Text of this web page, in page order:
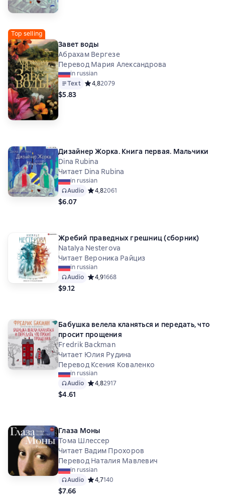
Top selling
Завет воды
Абрахам Вергезе
Перевод Мария Александрова
in russian
Text Средний рейтинг 4,8 на основе 2079 оценок
4,82079
$5.83
Дизайнер Жорка. Книга первая. Мальчики
Dina Rubina
Читает Dina Rubina
in russian
Audio Средний рейтинг 4,8 на основе 2061 оценок
4,82061
$6.07
Жребий праведных грешниц (сборник)
Natalya Nesterova
Читает Вероника Райциз
in russian
Audio Средний рейтинг 4,9 на основе 1668 оценок
4,91668
$9.12
Бабушка велела кланяться и передать, что
просит прощения
Fredrik Backman
Читает Юлия Рудина
Перевод Ксения Коваленко
in russian
Audio Средний рейтинг 4,8 на основе 2917 оценок
4,82917
$4.61
Глаза Моны
Тома Шлессер
Читает Вадим Прохоров
Перевод Наталия Мавлевич
in russian
Audio Средний рейтинг 4,7 на основе 140 оценок
4,7140
$7.66